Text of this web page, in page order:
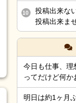
10
投稿出来な
投稿出来ま
今日も仕事、理
ってだけど何か
す。 それでも
きていけている
明日は約1ヶ月